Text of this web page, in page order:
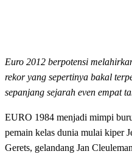
Euro 2012 berpotensi
rekor yang sepertinya bakal
sepanjang sejarah even empat
EURO 1984 menjadi mimpi
pemain kelas dunia mulai kiper
Gerets, gelandang Jan